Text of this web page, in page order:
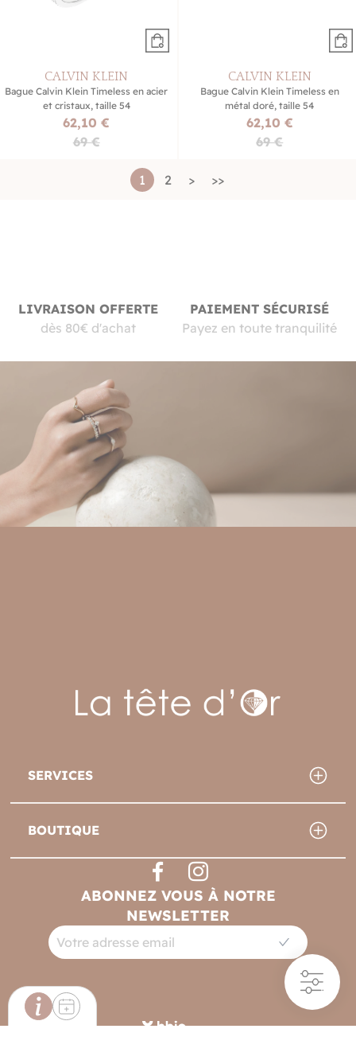
Filtres
CALVIN KLEIN
Bague Calvin Klein Timeless en acier
et cristaux, taille 54
62,10 €
69 €
CALVIN KLEIN
Bague Calvin Klein Timeless en
métal doré, taille 54
62,10 €
69 €
1 2 > >>
LIVRAISON OFFERTE
dès 80€ d'achat
PAIEMENT SÉCURISÉ
Payez en toute tranquilité
SERVICES
BOUTIQUE
ABONNEZ VOUS À NOTRE
NEWSLETTER